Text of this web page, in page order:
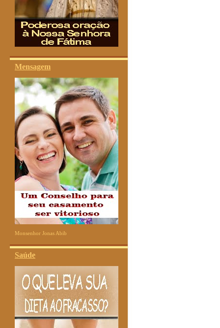
Mensagem
Monsenhor Jonas Abib
Saúde